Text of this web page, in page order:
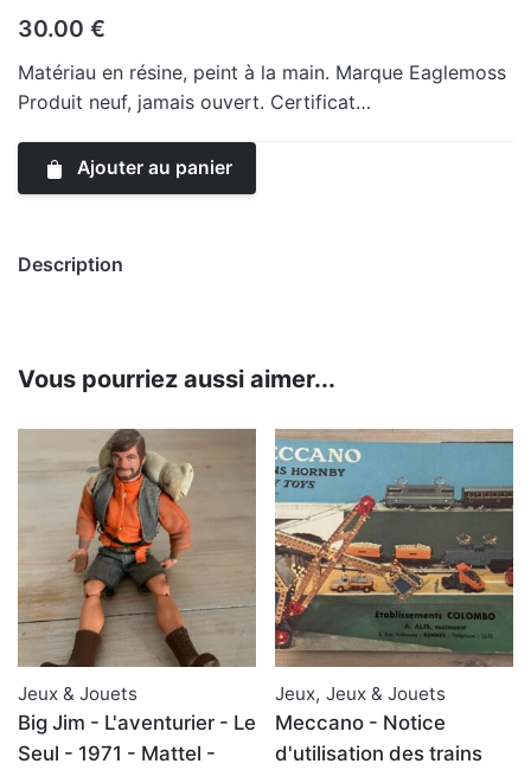
30.00 €
Matériau en résine, peint à la main. Marque Eaglemoss
Produit neuf, jamais ouvert. Certificat…
Ajouter au panier
Description
Vous pourriez aussi aimer...
Jeux & Jouets
Big Jim - L'aventurier - Le
Seul - 1971 - Mattel -
Jeux, Jeux & Jouets
Meccano - Notice
d'utilisation des trains